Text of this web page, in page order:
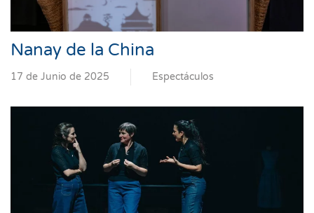
Nanay de la China
17 de Junio de 2025 Espectáculos